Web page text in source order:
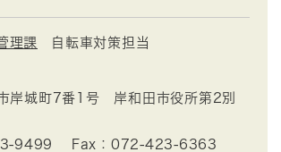
理課 自転車対策担当
岸城町7番1号 岸和田市役所第2別
9499
Fax：072-423-6363